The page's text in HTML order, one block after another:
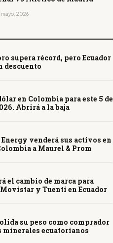
2026
supera récord, pero Ecuador
descuento
en Colombia para este 5 de
Abrirá a la baja
venderá sus activos en
a Maurel & Prom
el cambio de marca para
y Tuenti en Ecuador
su peso como comprador
minerales ecuatorianos